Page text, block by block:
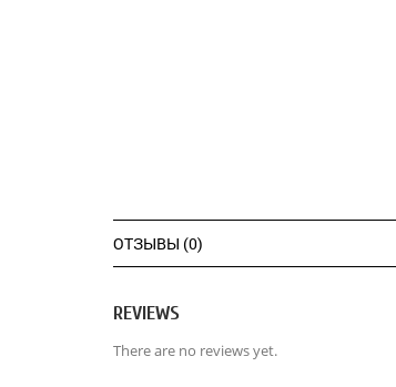
ОТЗЫВЫ (0)
REVIEWS
There are no reviews yet.